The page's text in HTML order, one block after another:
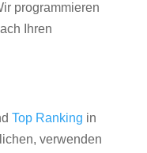
programmieren
Ihren
Top Ranking in
verwenden